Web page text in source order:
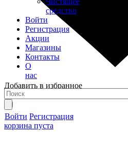
средство
Войти
Регистрация
Акции
Магазины
Контакты
О
нас
Войти Регистрация
корзина пуста
Добавить в избранное
Товар в избранном